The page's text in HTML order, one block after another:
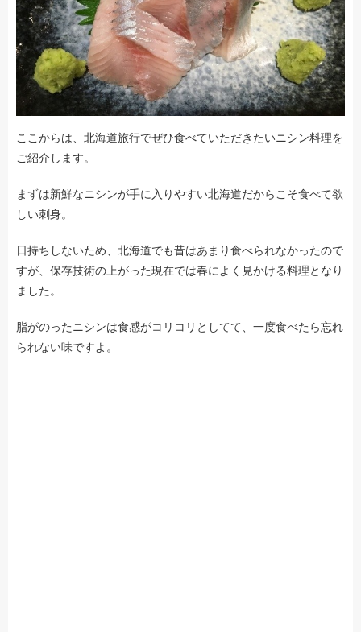
ここからは、北海道旅行でぜひ食べていただきたいニシン料理を
ご紹介します。
まずは新鮮なニシンが手に入りやすい北海道だからこそ食べて欲
しい刺身。
日持ちしないため、北海道でも昔はあまり食べられなかったので
すが、保存技術の上がった現在では春によく見かける料理となり
ました。
脂がのったニシンは食感がコリコリとしてて、一度食べたら忘れ
られない味ですよ。